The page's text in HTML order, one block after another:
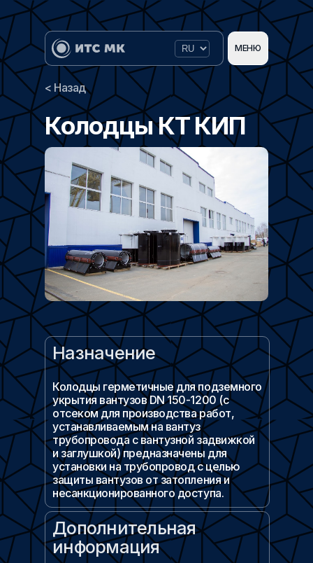
МЕНЮ
< Назад
Колодцы КТ КИП
Назначение
Колодцы герметичные для подземного
укрытия вантузов DN 150-1200 (с
отсеком для производства работ,
устанавливаемым на вантуз
трубопровода с вантузной задвижкой
и заглушкой) предназначены для
установки на трубопровод с целью
защиты вантузов от затопления и
несанкционированного доступа.
Дополнительная
информация